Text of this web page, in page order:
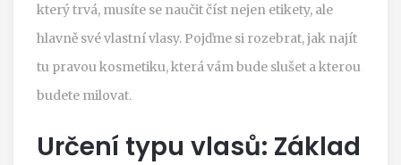
který trvá, musíte se naučit číst nejen etikety, ale
hlavně své vlastní vlasy. Pojďme si rozebrat, jak najít
tu pravou kosmetiku, která vám bude slušet a kterou
budete milovat.
Určení typu vlasů: Základ